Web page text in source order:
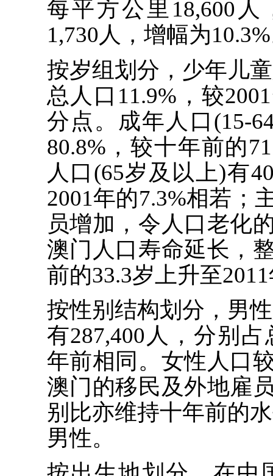
每平方公里18,600人
1,730人，增幅为
按岁组划分，少年儿
总人口11.9%，较
分点。成年人口(15-
80.8%，较十年前的
人口(65岁及以上)有
2001年的7.3%相若；
员增加，令人口老化
澳门人口寿命延长，
前的33.3岁上升至
按性别结构划分，男
有287,400人，分别
年前相同。女性人口
澳门的移民及外地雇
别比亦维持十年前的
男性。